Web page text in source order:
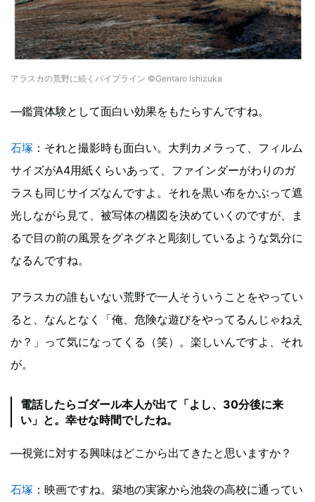
アラスカの荒野に続くパイプライン ©Gentaro Ishizuka
―鑑賞体験として面白い効果をもたらすんですね。
石塚 ：それと撮影時も面白い。大判カメラって、フィルム
サイズがA4用紙くらいあって、ファインダーがわりのガ
ラスも同じサイズなんですよ。それを黒い布をかぶって遮
光しながら見て、被写体の構図を決めていくのですが、ま
るで目の前の風景をグネグネと彫刻しているような気分に
なるんですね。
アラスカの誰もいない荒野で一人そういうことをやってい
ると、なんとなく「俺、危険な遊びをやってるんじゃねえ
か？」って気になってくる（笑）。楽しいんですよ、それ
が。
電話したらゴダール本人が出て「よし、30分後に来
い」と。幸せな時間でしたね。
―視覚に対する興味はどこから出てきたと思いますか？
石塚 ：映画ですね。築地の実家から池袋の高校に通ってい